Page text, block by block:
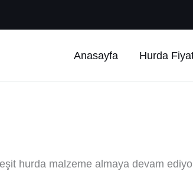
Anasayfa Hurda
hurda malzeme almaya devam